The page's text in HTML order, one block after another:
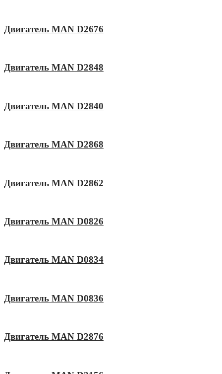
Двигатель MAN D2676
Двигатель MAN D2848
Двигатель MAN D2840
Двигатель MAN D2868
Двигатель MAN D2862
Двигатель MAN D0826
Двигатель MAN D0834
Двигатель MAN D0836
Двигатель MAN D2876